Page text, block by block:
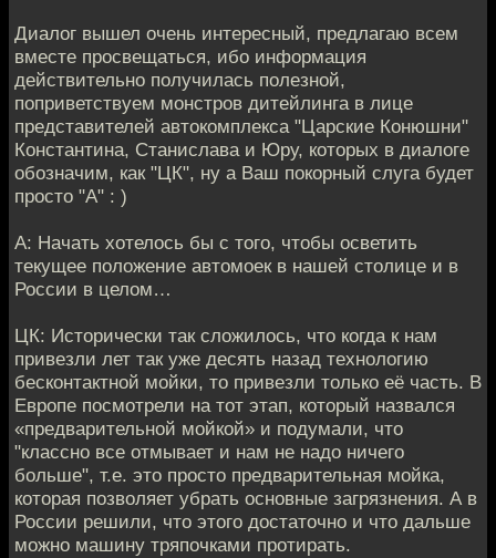
Диалог вышел очень интересный, предлагаю всем
вместе просвещаться, ибо информация
действительно получилась полезной,
поприветствуем монстров дитейлинга в лице
представителей автокомплекса "Царские Конюшни"
Константина, Станислава и Юру, которых в диалоге
обозначим, как "ЦК", ну а Ваш покорный слуга будет
просто "А" : )
А: Начать хотелось бы с того, чтобы осветить
текущее положение автомоек в нашей столице и в
России в целом…
ЦК: Исторически так сложилось, что когда к нам
привезли лет так уже десять назад технологию
бесконтактной мойки, то привезли только её часть. В
Европе посмотрели на тот этап, который назвался
«предварительной мойкой» и подумали, что
"классно все отмывает и нам не надо ничего
больше", т.е. это просто предварительная мойка,
которая позволяет убрать основные загрязнения. А в
России решили, что этого достаточно и что дальше
можно машину тряпочками протирать.